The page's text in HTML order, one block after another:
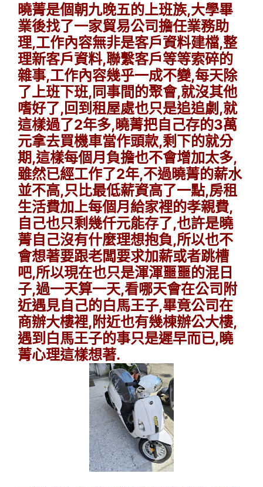
曉菁是個朝九晚五的上班族,大學畢
業後找了一家貿易公司擔任業務助
理,工作內容無非是客戶資料建檔,整
理新客戶資料,聯繫客戶等等索碎的
雜事,工作內容幾乎一成不變,每天除
了上班下班,同事間的聚會,就沒其他
嗜好了,回到租屋處也只是追追劇,就
這樣過了2年多,曉菁把自己存的3萬
元拿去買機車當作頭款,剩下的就分
期,這樣每個月負擔也不會增加太多,
雖然已經工作了2年,不過曉菁的薪水
並不高,只比最低薪資高了一點,房租
生活費加上每個月給家裡的孝親費,
自己也只剩幾仟元能存了,也許是曉
菁自己沒有什麼理想抱負,所以也不
會想著要跟老闆要求加薪或者跳槽
吧,所以現在也只是渾渾噩噩的混日
子,過一天算一天,看哪天會在公司附
近遇見自己的白馬王子,畢竟公司在
商辦大樓裡,附近也有幾棟辦公大樓,
遇到白馬王子的事只是遲早而已,曉
菁心理這樣想著.